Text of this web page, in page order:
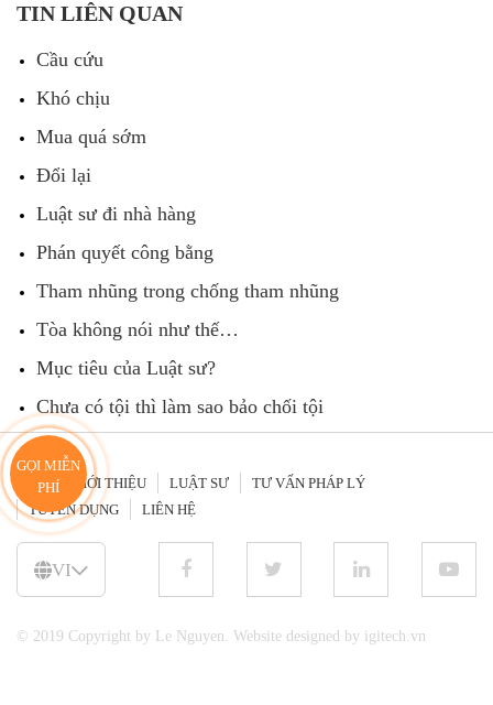
TIN LIÊN QUAN
Cầu cứu
Khó chịu
Mua quá sớm
Đổi lại
Luật sư đi nhà hàng
Phán quyết công bằng
Tham nhũng trong chống tham nhũng
Tòa không nói như thế…
Mục tiêu của Luật sư?
Chưa có tội thì làm sao bảo chối tội
© 2019 Copyright by Le Nguyen. Website designed by igitech.vn
VI
GIỚI THIỆU LUẬT SƯ
TƯ VẤN PHÁP LÝ
TUYỂN DỤNG
LIÊN HỆ
GỌI MIỄN
PHÍ